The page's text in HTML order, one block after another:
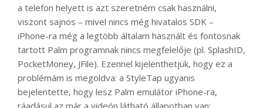
a telefon helyett is azt szeretném csak használni,
viszont sajnos – mivel nincs még hivatalos SDK –
iPhone-ra még a legtöbb általam használt és fontosnak
tartott Palm programnak nincs megfelelője (pl. SplashID,
PocketMoney, JFile). Ezennel kijelenthetjük, hogy ez a
problémám is megoldva: a StyleTap ugyanis
bejelentette, hogy lesz Palm emulátor iPhone-ra,
ráadásul az már a videón látható állapotban van: